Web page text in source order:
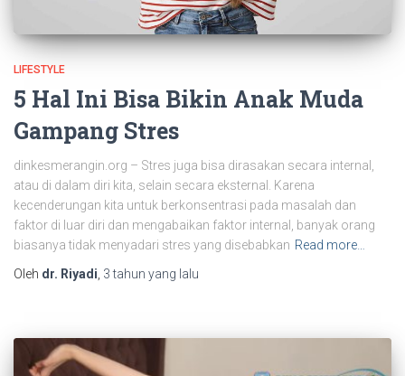
LIFESTYLE
5 Hal Ini Bisa Bikin Anak Muda
Gampang Stres
dinkesmerangin.org – Stres juga bisa dirasakan secara internal,
atau di dalam diri kita, selain secara eksternal. Karena
kecenderungan kita untuk berkonsentrasi pada masalah dan
faktor di luar diri dan mengabaikan faktor internal, banyak orang
biasanya tidak menyadari stres yang disebabkan Read more…
Oleh dr. Riyadi, 3 tahun yang lalu